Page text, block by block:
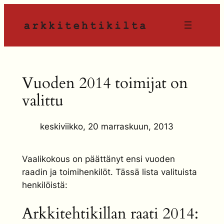
sisältöön
Vuoden 2014 toimijat on
valittu
keskiviikko, 20 marraskuun, 2013
Vaalikokous on päättänyt ensi vuoden
raadin ja toimihenkilöt. Tässä lista valituista
henkilöistä:
Arkkitehtikillan raati 2014: